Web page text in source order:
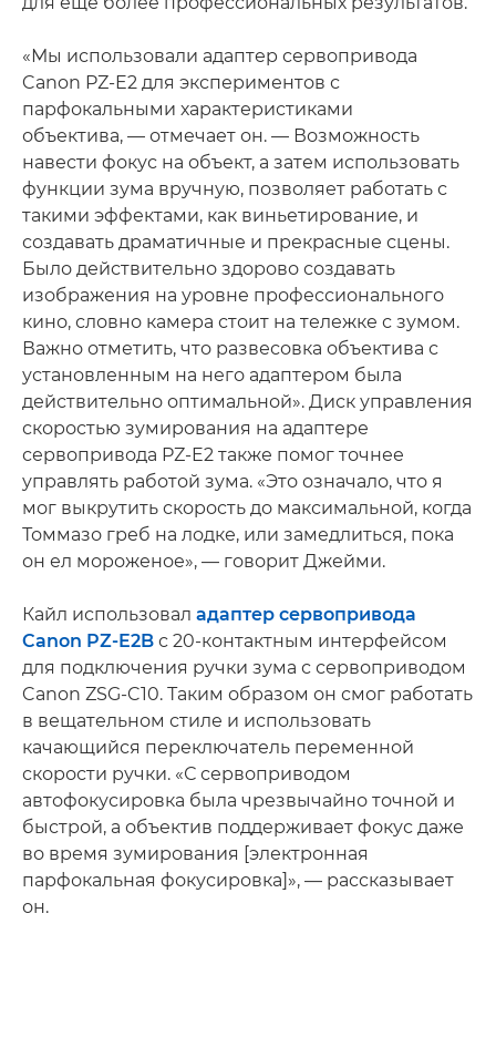
«Мы использовали адаптер сервопривода
Canon PZ-E2 для экспериментов с
парфокальными характеристиками
объектива, — отмечает он. — Возможность
навести фокус на объект, а затем использовать
функции зума вручную, позволяет работать с
такими эффектами, как виньетирование, и
создавать драматичные и прекрасные сцены.
Было действительно здорово создавать
изображения на уровне профессионального
кино, словно камера стоит на тележке с зумом.
Важно отметить, что развесовка объектива с
установленным на него адаптером была
действительно оптимальной». Диск управления
скоростью зумирования на адаптере
сервопривода PZ-E2 также помог точнее
управлять работой зума. «Это означало, что я
мог выкрутить скорость до максимальной, когда
Томмазо греб на лодке, или замедлиться, пока
он ел мороженое», — говорит Джейми.
Кайл использовал адаптер сервопривода
Canon PZ-E2B с 20-контактным интерфейсом
для подключения ручки зума с сервоприводом
Canon ZSG-C10. Таким образом он смог работать
в вещательном стиле и использовать
качающийся переключатель переменной
скорости ручки. «С сервоприводом
автофокусировка была чрезвычайно точной и
быстрой, а объектив поддерживает фокус даже
во время зумирования [электронная
парфокальная фокусировка]», — рассказывает
он.